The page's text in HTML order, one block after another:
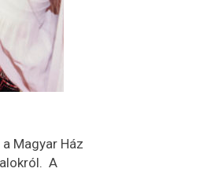
Magyar Ház
A